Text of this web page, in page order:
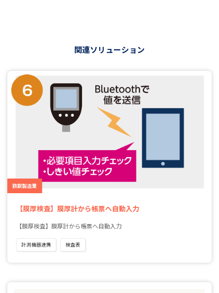
関連ソリューション
鉄鋼製造業
【膜厚検査】膜厚計から帳票へ自動入力
【膜厚検査】膜厚計から帳票へ自動入力
計測機器連携 検査表